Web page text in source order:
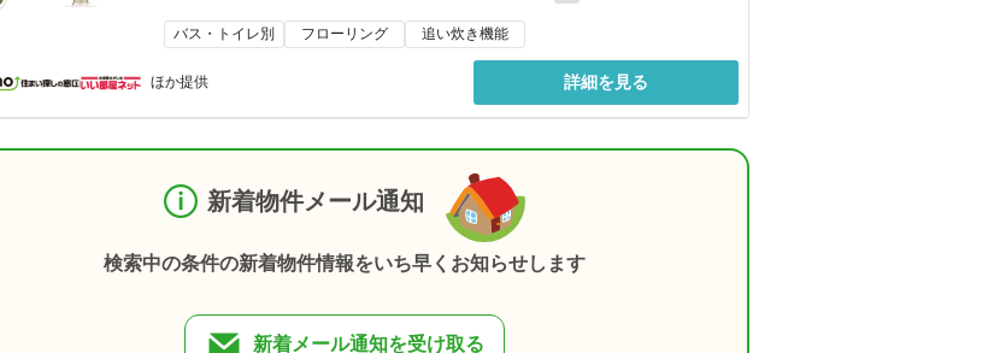
バス・トイレ別 フローリング 追い炊き機能
ほか提供 詳細を見る
新着物件メール通知
検索中の条件の新着物件情報をいち早くお知らせします
新着メール通知を受け取る